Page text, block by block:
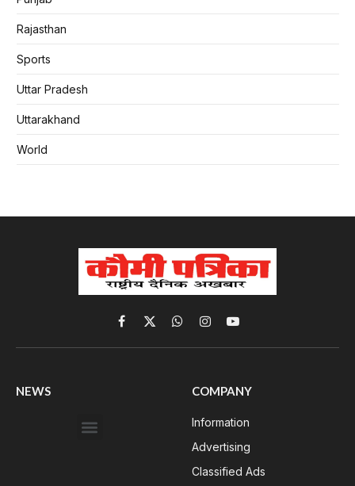
Rajasthan
Sports
Uttar Pradesh
Uttarakhand
World
Facebook
X
(Twitter)
WhatsApp
InstagramYouTube
NEWS COMPANY
Information
Advertising
Classified Ads